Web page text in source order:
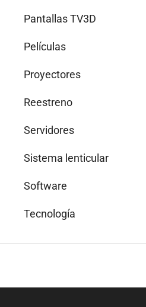
Pantallas TV3D
Películas
Proyectores
Reestreno
Servidores
Sistema lenticular
Software
Tecnología